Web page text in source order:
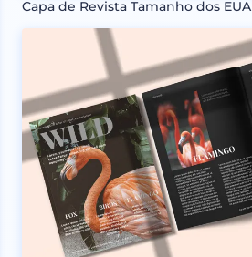
Capa de Revista Tamanho dos EUA